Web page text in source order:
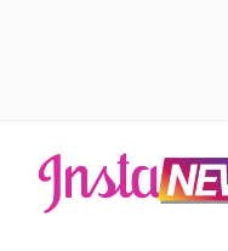
contenuto